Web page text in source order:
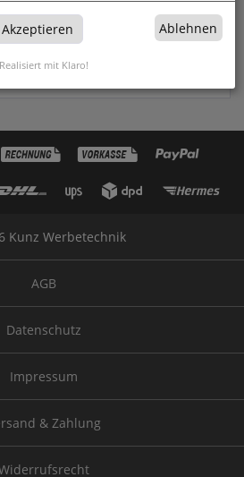
Dillingen
Kunz Werbetechnik
AGB
Datenschutz
Impressum
& Zahlung
Akzeptieren Ablehnen
Realisiert mit Klaro!